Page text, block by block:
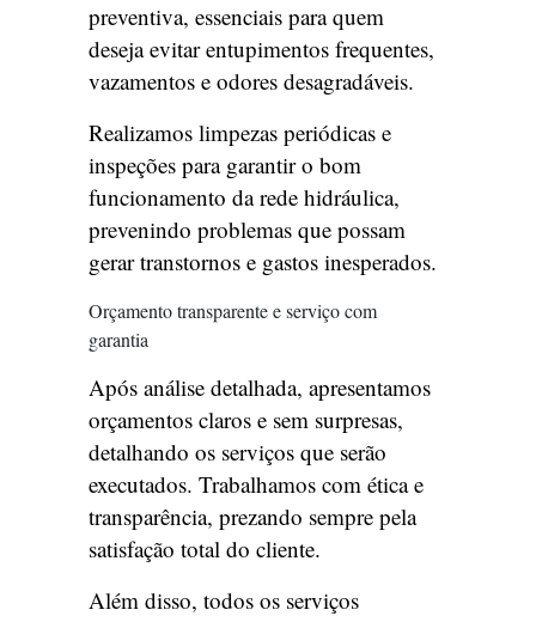
preventiva, essenciais para quem
deseja evitar entupimentos frequentes,
vazamentos e odores desagradáveis.
Realizamos limpezas periódicas e
inspeções para garantir o bom
funcionamento da rede hidráulica,
prevenindo problemas que possam
gerar transtornos e gastos inesperados.
Orçamento transparente e serviço com
garantia
Após análise detalhada, apresentamos
orçamentos claros e sem surpresas,
detalhando os serviços que serão
executados. Trabalhamos com ética e
transparência, prezando sempre pela
satisfação total do cliente.
Além disso, todos os serviços